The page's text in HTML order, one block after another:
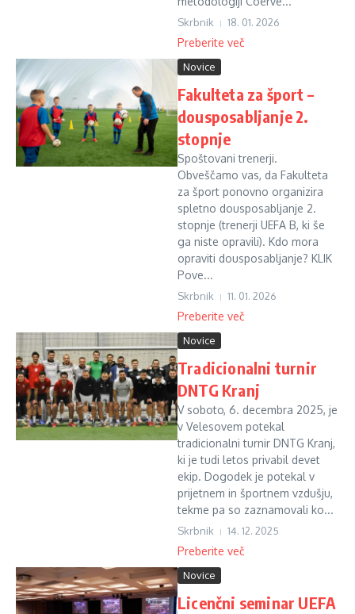
Skrbnik 18. 01. 2026
Preberite več
Novice
Fakulteta za šport –
dousposabljanje 2.
stopnje
Spoštovani trenerji.
Obveščamo vas, da Fakulteta
za šport ponovno organizira
spletno dousposabljanje 2.
stopnje (trenerji UEFA B, ki še
ga niste opravili). Kdo mora
opraviti dousposabljanje? KLIK
Pove...
Skrbnik 11. 01. 2026
Preberite več
Novice
Tradicionalni turnir
DNTG Kranj
V soboto, 6. decembra 2025, je
v Velesovem potekal
tradicionalni turnir DNTG Kranj,
ki je tudi letos privabil devet
ekip. Dogodek je potekal v
prijetnem in športnem vzdušju,
tekme pa so zaznamovali ko...
Skrbnik 14. 12. 2025
Preberite več
Novice
Licenčni seminar UEFA